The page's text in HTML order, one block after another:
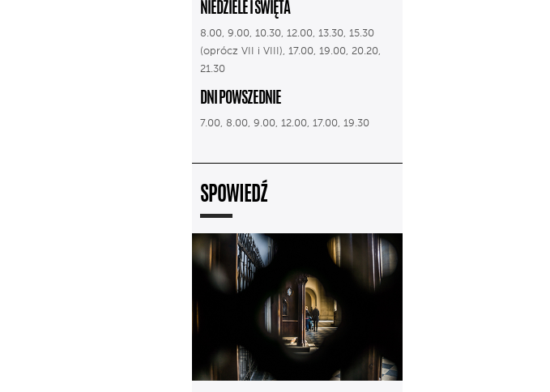
NIEDZIELE I ŚWIĘTA
8.00, 9.00, 10.30, 12.00, 13.30, 15.30
(oprócz VII i VIII), 17.00, 19.00, 20.20,
21.30
DNI POWSZEDNIE
7.00, 8.00, 9.00, 12.00, 17.00, 19.30
SPOWIEDŹ